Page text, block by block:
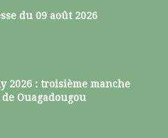
du 09 août 2026
2026 : troisième manche
Ouagadougou